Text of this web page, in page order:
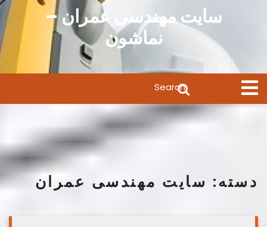
سایت مهندسی عمران –
نماشون
Open
Menu
for:
دسته: سایت مهندسی عمران